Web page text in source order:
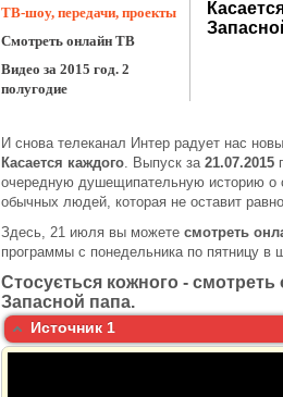
И снова телеканал Интер радует нас
Касается каждого. Выпуск за 21.07.2015
очередную душещипательную историю о
обычных людей, которая не оставит
Здесь, 21 июля вы можете смотреть
программы с понедельника по пятницу в
Стосується кожного -
Запасной папа.
Источник 1